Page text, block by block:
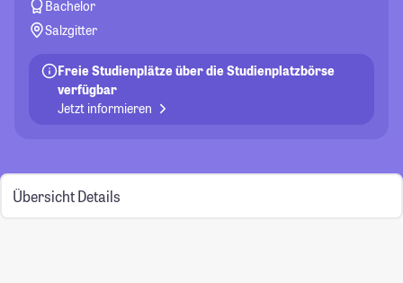
Bachelor
Salzgitter
Freie Studienplätze über die Studienplatzbörse
verfügbar
Jetzt informieren
Übersicht Details